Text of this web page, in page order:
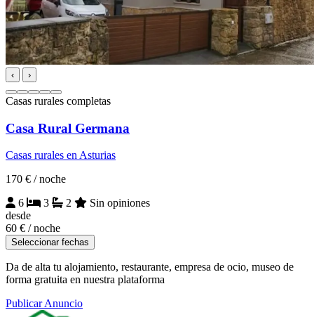
‹ ›
Casas rurales completas
Casa Rural Germana
Casas rurales en Asturias
170 € / noche
6
3 2
Sin opiniones
desde
60 € / noche
Seleccionar fechas
Da de alta tu alojamiento, restaurante, empresa de ocio, museo de
forma gratuita en nuestra plataforma
Publicar Anuncio